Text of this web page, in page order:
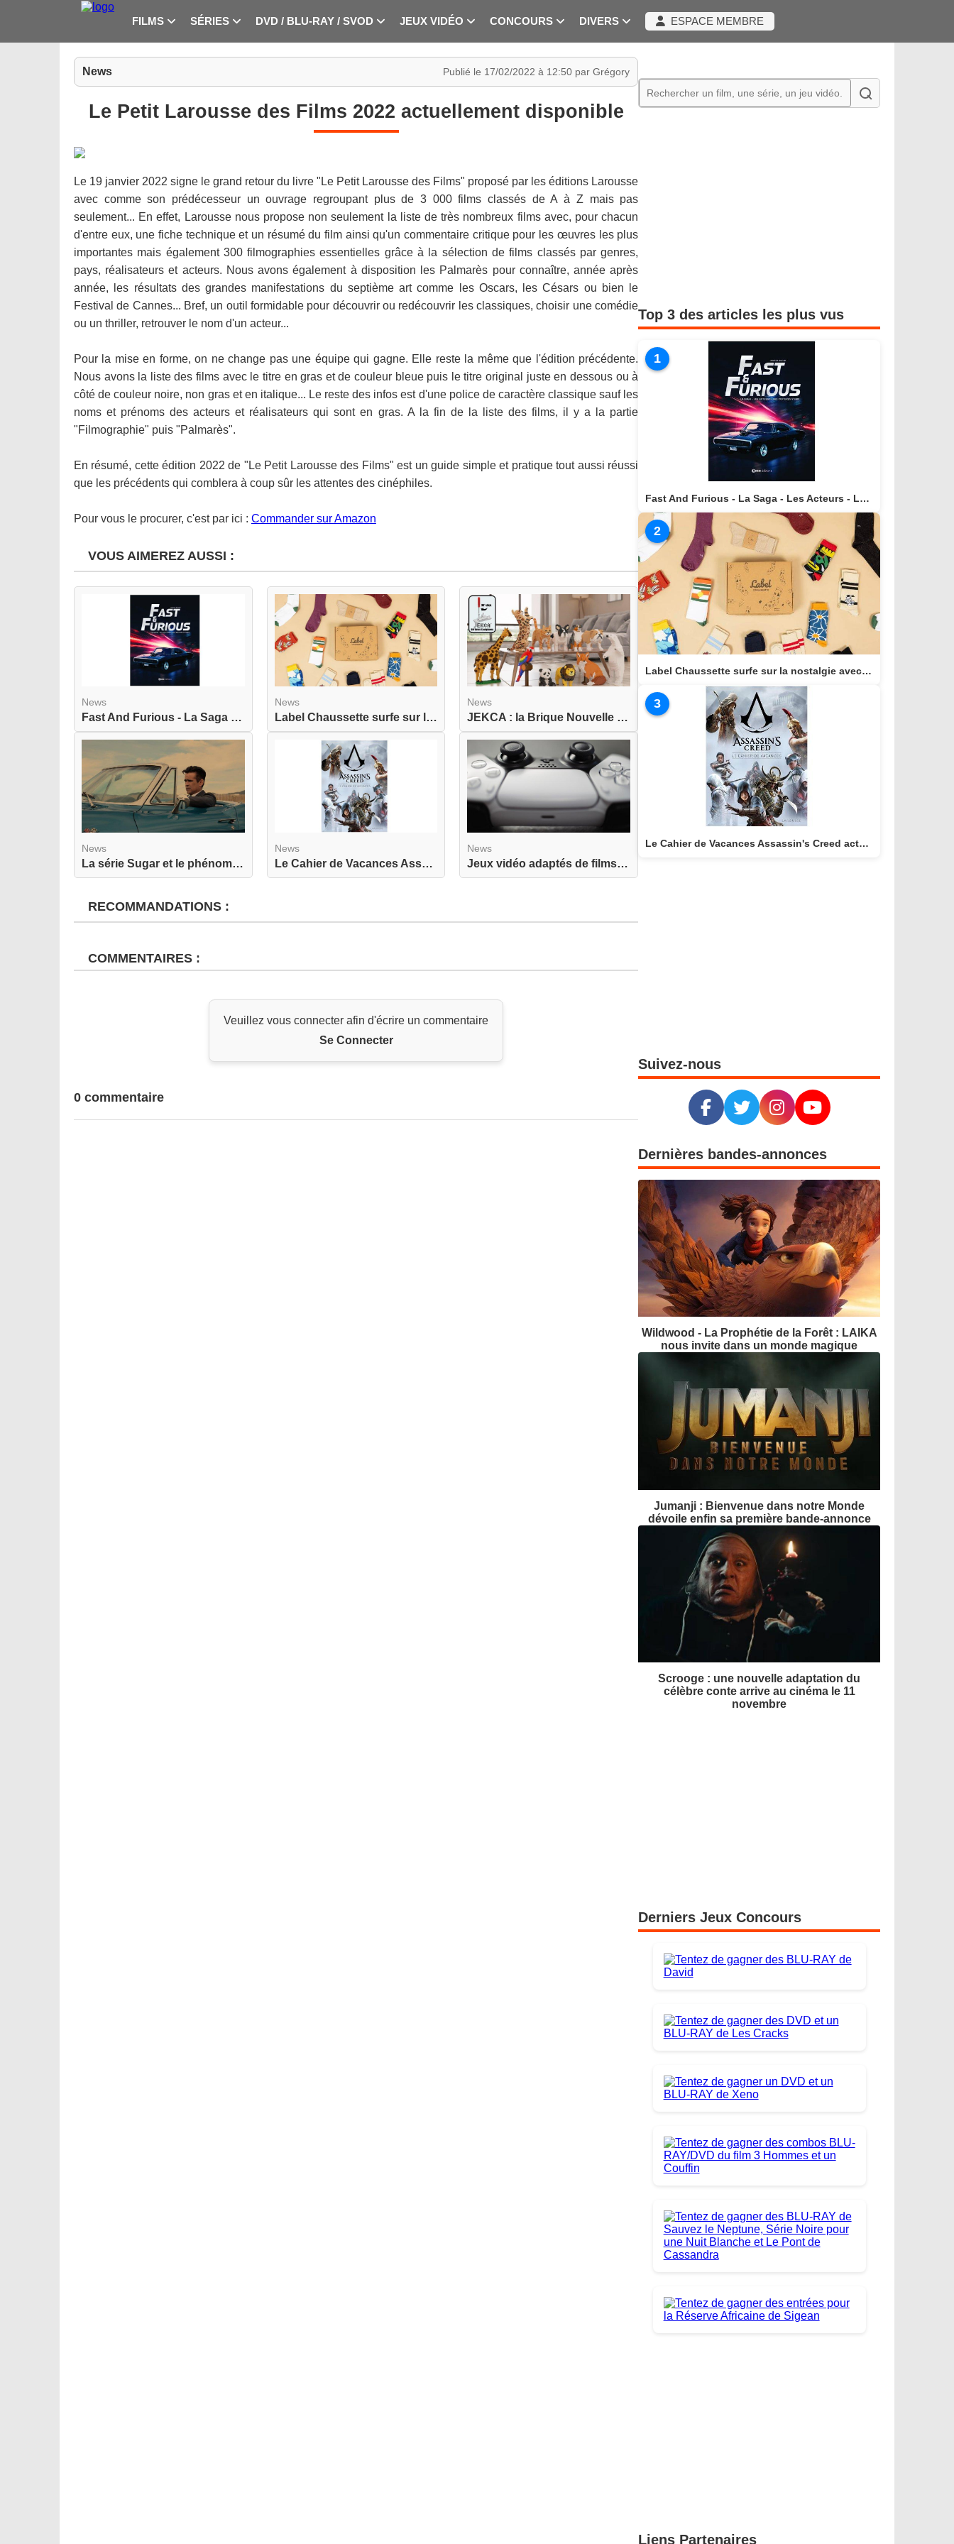
FILMS SÉRIES DVD / BLU-RAY / SVOD JEUX VIDÉO CONCOURS DIVERS ESPACE MEMBRE
News Publié le 17/02/2022 à 12:50 par Grégory
Le Petit Larousse des Films 2022 actuellement disponible
Le 19 janvier 2022 signe le grand retour du livre "Le Petit Larousse des Films" proposé par les éditions Larousse
avec comme son prédécesseur un ouvrage regroupant plus de 3 000 films classés de A à Z mais pas
seulement... En effet, Larousse nous propose non seulement la liste de très nombreux films avec, pour chacun
d'entre eux, une fiche technique et un résumé du film ainsi qu'un commentaire critique pour les œuvres les plus
importantes mais également 300 filmographies essentielles grâce à la sélection de films classés par genres,
pays, réalisateurs et acteurs. Nous avons également à disposition les Palmarès pour connaître, année après
année, les résultats des grandes manifestations du septième art comme les Oscars, les Césars ou bien le
Festival de Cannes... Bref, un outil formidable pour découvrir ou redécouvrir les classiques, choisir une comédie
ou un thriller, retrouver le nom d'un acteur...
Pour la mise en forme, on ne change pas une équipe qui gagne. Elle reste la même que l'édition précédente.
Nous avons la liste des films avec le titre en gras et de couleur bleue puis le titre original juste en dessous ou à
côté de couleur noire, non gras et en italique... Le reste des infos est d'une police de caractère classique sauf les
noms et prénoms des acteurs et réalisateurs qui sont en gras. A la fin de la liste des films, il y a la partie
"Filmographie" puis "Palmarès".
En résumé, cette édition 2022 de "Le Petit Larousse des Films" est un guide simple et pratique tout aussi réussi
que les précédents qui comblera à coup sûr les attentes des cinéphiles.
Pour vous le procurer, c'est par ici : Commander sur Amazon
VOUS AIMEREZ AUSSI :
News
Fast And Furious - La Saga - Les Acteurs - Les V...
News
Label Chaussette surfe sur la nostalgie avec une...
News
JEKCA : la Brique Nouvelle Génération pour Adult...
News
La série Sugar et le phénomène réel du Sugar Dat...
News
Le Cahier de Vacances Assassin's Creed actuellem...
News
Jeux vidéo adaptés de films : quand une adaptati...
RECOMMANDATIONS :
COMMENTAIRES :
Veuillez vous connecter afin d'écrire un commentaire
Se Connecter
0 commentaire
Top 3 des articles les plus vus
1
Fast And Furious - La Saga - Les Acteurs - Les Voitures Stars actuellement disponible en librairie
2
Label Chaussette surfe sur la nostalgie avec une collection dédiée aux héros cultes de notre enfance
3
Le Cahier de Vacances Assassin's Creed actuellement disponible
Suivez-nous
Dernières bandes-annonces
Wildwood - La Prophétie de la Forêt : LAIKA
nous invite dans un monde magique
Jumanji : Bienvenue dans notre Monde
dévoile enfin sa première bande-annonce
Scrooge : une nouvelle adaptation du
célèbre conte arrive au cinéma le 11
novembre
Derniers Jeux Concours
Liens Partenaires